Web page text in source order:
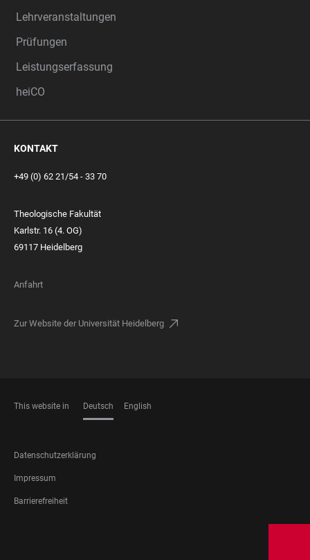
Lehrveranstaltungen
Prüfungen
Leistungserfassung
heiCO
KONTAKT
+49 (0) 62 21/54 - 33 70
Theologische Fakultät
Karlstr. 16 (4. OG)
69117 Heidelberg
Anfahrt
Zur Website der Universität Heidelberg
This website in Deutsch English
FOOTER
LEGAL
Datenschutzerklärung
Impressum
Barrierefreiheit